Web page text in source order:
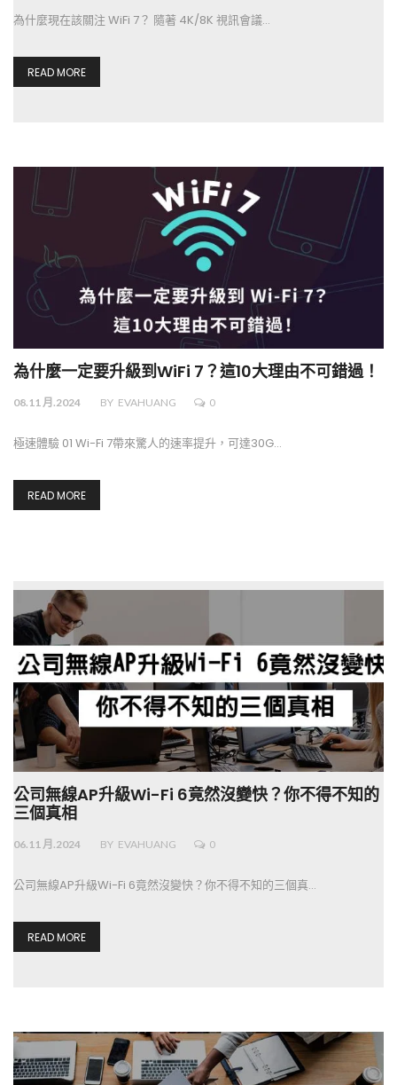
為什麼現在該關注 WiFi 7？ 隨著 4K/8K 視訊會議…
READ MORE
為什麼一定要升級到WiFi 7？這10大理由不可錯過！
08.11 月.2024 BY EVAHUANG 0
極速體驗 01 Wi-Fi 7帶來驚人的速率提升，可達30G…
READ MORE
公司無線AP升級Wi-Fi 6竟然沒變快？你不得不知的
三個真相
06.11 月.2024 BY EVAHUANG 0
公司無線AP升級Wi-Fi 6竟然沒變快？你不得不知的三個真…
READ MORE